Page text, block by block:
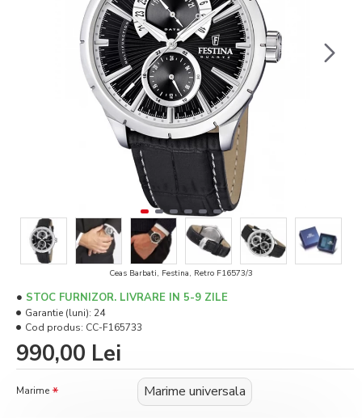
Ceas Barbati, Festina, Retro F16573/3
990,00 Lei
STOC FURNIZOR. LIVRARE IN 5-9 ZILE
Garantie (luni): 24
Cod produs: CC-F165733
Marime Marime universala